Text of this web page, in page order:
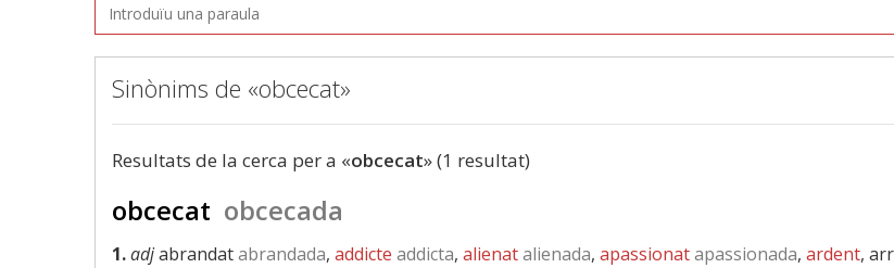
Sinònims de «obcecat»
Resultats de la cerca per a «obcecat» (1 resultat)
obcecat obcecada
1.adjabrandatabrandada, addicte addicta, alienatalienada, apassionatapassionada, ardent,